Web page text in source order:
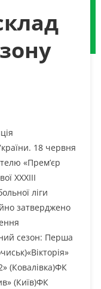
18 червня
«Прем’єр
XXXIII
ліги
затверджено
сезон: Перша
(Ковалівка)ФК
(Київ)ФК